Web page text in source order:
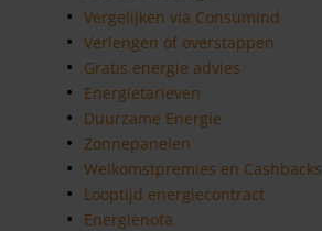
Vergelijken via Consumind
Verlengen of overstappen
Gratis energie advies
Energietarieven
Duurzame Energie
Zonnepanelen
Welkomstpremies en Cashbacks
Looptijd energiecontract
Energienota